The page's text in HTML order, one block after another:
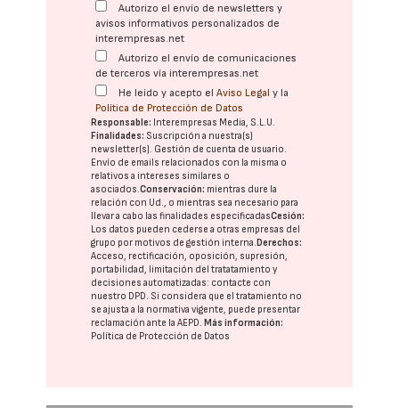
Autorizo el envío de newsletters y
avisos informativos personalizados de
interempresas.net
Autorizo el envío de comunicaciones
de terceros vía interempresas.net
He leído y acepto elAviso Legal y la
Política de Protección de Datos
Responsable: Interempresas Media, S.L.U.
Finalidades: Suscripción a nuestra(s)
newsletter(s). Gestión de cuenta de usuario.
Envío de emails relacionados con la misma o
relativos a intereses similares o
asociados.Conservación: mientras dure la
relación con Ud., o mientras sea necesario para
llevar a cabo las finalidades especificadasCesión:
Los datos pueden cederse a otras empresas del
grupo por motivos de gestión interna.Derechos:
Acceso, rectificación, oposición, supresión,
portabilidad, limitación del tratatamiento y
decisiones automatizadas: contacte con
nuestro DPD. Si considera que el tratamiento no
se ajusta a la normativa vigente, puede presentar
reclamación ante laAEPD.Más información:
Política de Protección de Datos